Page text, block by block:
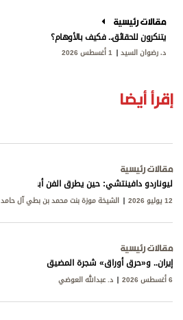
مقالات رئيسية
يتنكرون للحقائق.. فكيف بالأوهام؟
د. رضوان السيد 1 أغسطس 2026
إقرأ أيضا
مقالات رئيسية
ليوناردو دافينتشي: حين يطرق الفن أبواب المعرفة
12 يوليو 2026 الشيخة موزة بنت محمد بن بطي آل حامد
مقالات رئيسية
إيران.. و«حرق أوراق» شجرة المضيق
6 أغسطس 2026 د. عبدالله العوضي